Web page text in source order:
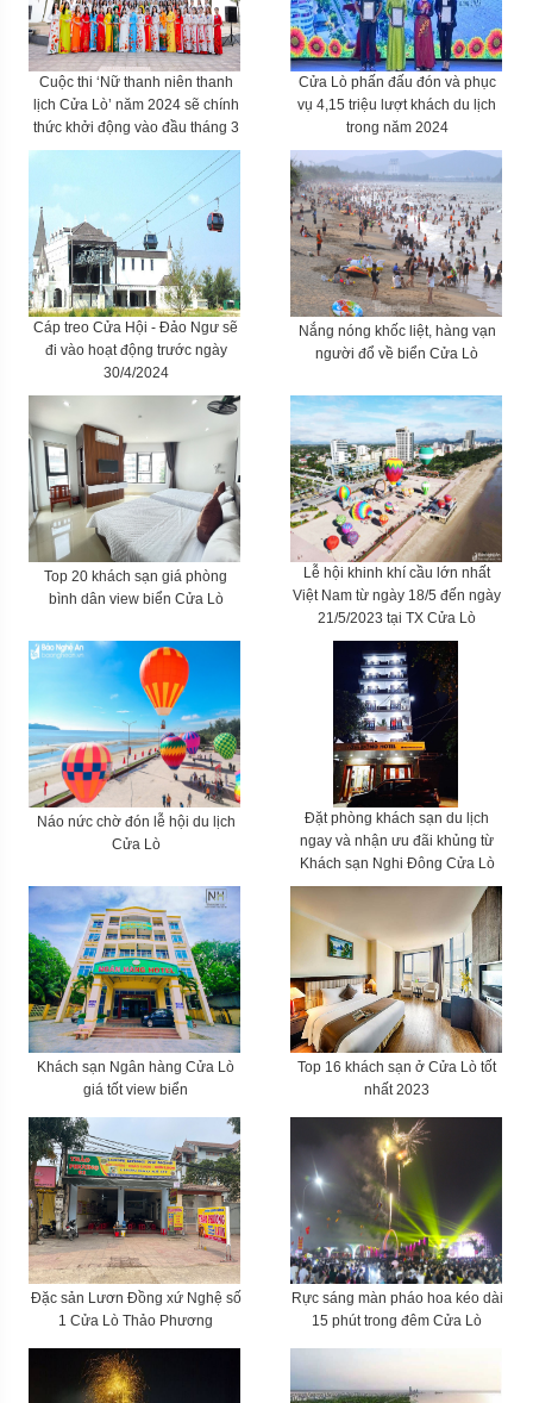
Cuộc thi ‘Nữ thanh niên thanh
lịch Cửa Lò’ năm 2024 sẽ chính
thức khởi động vào đầu tháng 3
Cửa Lò phấn đấu đón và phục
vụ 4,15 triệu lượt khách du lịch
trong năm 2024
Cáp treo Cửa Hội - Đảo Ngư sẽ
đi vào hoạt động trước ngày
30/4/2024
Nắng nóng khốc liệt, hàng vạn
người đổ về biển Cửa Lò
Top 20 khách sạn giá phòng
bình dân view biển Cửa Lò
Lễ hội khinh khí cầu lớn nhất
Việt Nam từ ngày 18/5 đến ngày
21/5/2023 tại TX Cửa Lò
Náo nức chờ đón lễ hội du lịch
Cửa Lò
Đặt phòng khách sạn du lịch
ngay và nhận ưu đãi khủng từ
Khách sạn Nghi Đông Cửa Lò
Khách sạn Ngân hàng Cửa Lò
giá tốt view biển
Top 16 khách sạn ở Cửa Lò tốt
nhất 2023
Đặc sản Lươn Đồng xứ Nghệ số
1 Cửa Lò Thảo Phương
Rực sáng màn pháo hoa kéo dài
15 phút trong đêm Cửa Lò